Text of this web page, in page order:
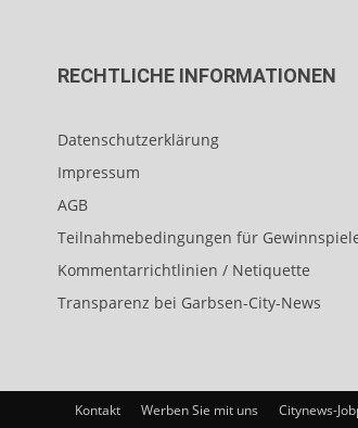
RECHTLICHE INFORMATIONEN
Datenschutzerklärung
Impressum
AGB
Teilnahmebedingungen für
Kommentarrichtlinien / Netiquette
Transparenz bei Garbsen-City-News
Kontakt Werben Sie mit uns Citynews-